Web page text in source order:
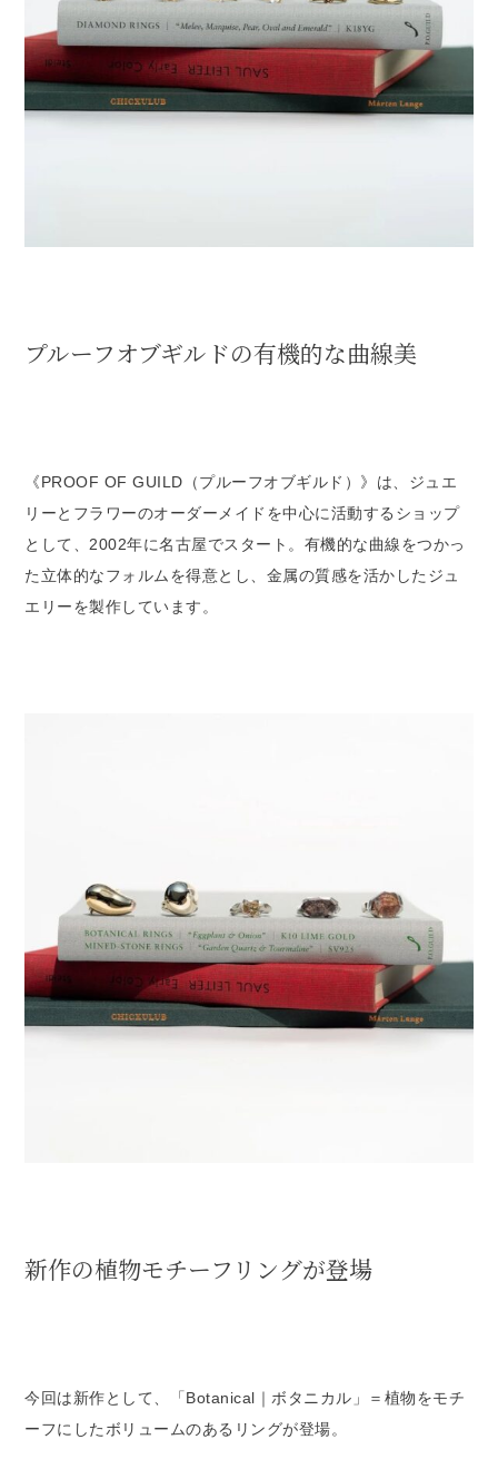
プルーフオブギルドの有機的な曲線美
《PROOF OF GUILD（プルーフオブギルド）》は、ジュエ
リーとフラワーのオーダーメイドを中心に活動するショップ
として、2002年に名古屋でスタート。有機的な曲線をつかっ
た立体的なフォルムを得意とし、金属の質感を活かしたジュ
エリーを製作しています。
新作の植物モチーフリングが登場
今回は新作として、「Botanical｜ボタニカル」＝植物をモチ
ーフにしたボリュームのあるリングが登場。